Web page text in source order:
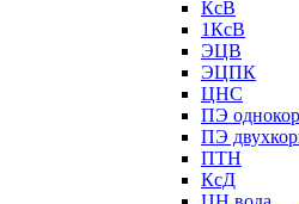
КсВ
1КсВ
ЭЦВ
ЭЦПК
ЦНС
ПЭ
ПЭ
ПТН
КсД